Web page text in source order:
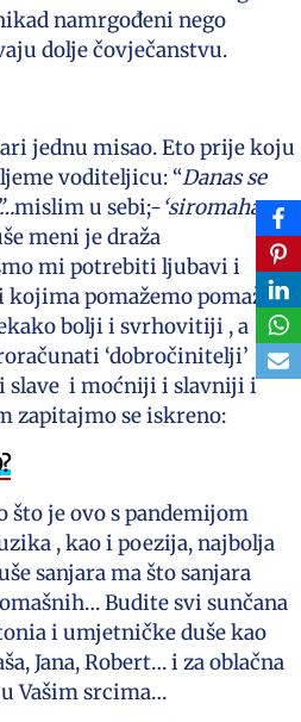
namrgođeni nego
dolje čovječanstvu.
jednu misao. Eto prije koju
voditeljicu: “Danas se
mislim u sebi;-‘siromaha…
meni je draža
mi potrebiti ljubavi i
pomažemo pomažu
bolji i svrhovitiji , a
‘dobročinitelji’
slave i moćniji i slavniji i
zapitajmo se iskreno:
što je ovo s pandemijom
, kao i poezija, najbolja
sanjara ma što sanjara
Budite svi sunčana
i umjetničke duše kao
Jana, Robert… i za oblačna
Vašim srcima…